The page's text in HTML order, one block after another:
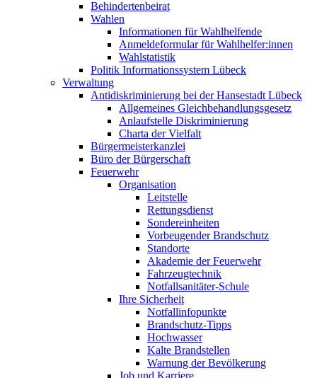
Behindertenbeirat
Wahlen
Informationen für Wahlhelfende
Anmeldeformular für Wahlhelfer:innen
Wahlstatistik
Politik Informationssystem Lübeck
Verwaltung
Antidiskriminierung bei der Hansestadt Lübeck
Allgemeines Gleichbehandlungsgesetz
Anlaufstelle Diskriminierung
Charta der Vielfalt
Bürgermeisterkanzlei
Büro der Bürgerschaft
Feuerwehr
Organisation
Leitstelle
Rettungsdienst
Sondereinheiten
Vorbeugender Brandschutz
Standorte
Akademie der Feuerwehr
Fahrzeugtechnik
Notfallsanitäter-Schule
Ihre Sicherheit
Notfallinfopunkte
Brandschutz-Tipps
Hochwasser
Kalte Brandstellen
Warnung der Bevölkerung
Job und Karriere